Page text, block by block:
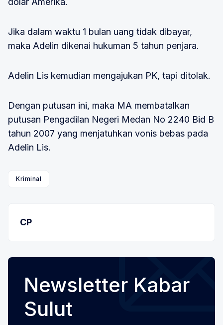
Jika dalam waktu 1 bulan uang tidak dibayar,
maka Adelin dikenai hukuman 5 tahun penjara.
Adelin Lis kemudian mengajukan PK, tapi ditolak.
Dengan putusan ini, maka MA membatalkan
putusan Pengadilan Negeri Medan No 2240 Bid B
tahun 2007 yang menjatuhkan vonis bebas pada
Adelin Lis.
Kriminal
CP
Newsletter Kabar
Sulut